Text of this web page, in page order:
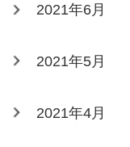
2021年6月
2021年5月
2021年4月